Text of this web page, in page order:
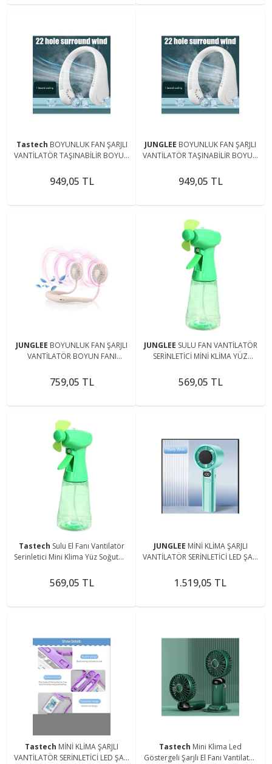
Tastech BOYUNLUK FAN ŞARJLI
VANTİLATÖR TAŞINABİLİR BOYUN
SOĞUTUCU
949,05 TL
JUNGLEE BOYUNLUK FAN ŞARJLI
VANTİLATÖR TAŞINABİLİR BOYUN
SOĞUTUCU
949,05 TL
JUNGLEE BOYUNLUK FAN ŞARJLI
VANTİLATÖR BOYUN FANI
759,05 TL
JUNGLEE SULU FAN VANTİLATÖR
SERİNLETİCİ MİNİ KLİMA YÜZ
PİLLİ WATER SPRAY FAN
569,05 TL
Tastech Sulu El Fanı Vantilatör
Serinletici Mini Klima Yüz Soğutma
Spray
569,05 TL
JUNGLEE MİNİ KLİMA ŞARJLI
VANTİLATÖR SERİNLETİCİ LED ŞARJ
Kamp ve Yatak Odası
1.519,05 TL
Tastech MİNİ KLİMA ŞARJLI
VANTİLATÖR SERİNLETİCİ LED ŞARJ
Tastech Mini Klima Led
Göstergeli Şarjlı El Fanı Vantilatör